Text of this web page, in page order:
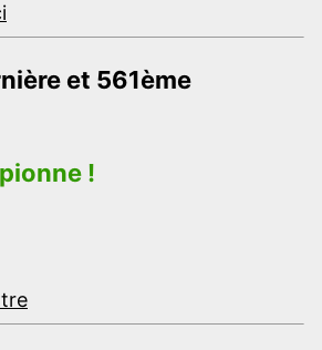
et 561ème
!